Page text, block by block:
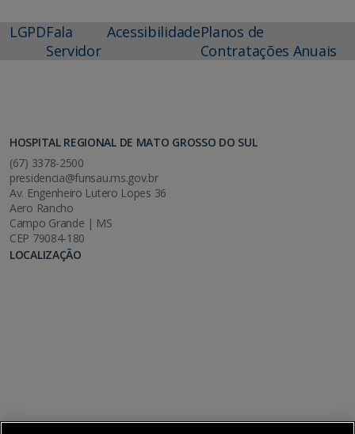
LGPDFala
Servidor
AcessibilidadePlanos de
Contratações Anuais
HOSPITAL REGIONAL DE MATO GROSSO DO SUL
(67) 3378-2500
presidencia@funsau.ms.gov.br
Av. Engenheiro Lutero Lopes 36
Aero Rancho
Campo Grande | MS
CEP 79084-180
LOCALIZAÇÃO